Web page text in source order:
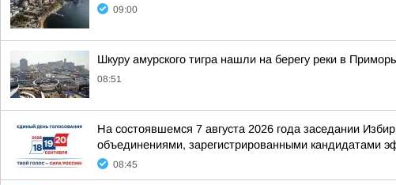
09:00
Шкуру амурского тигра нашли на берегу реки в
08:51
На состоявшемся 7 августа 2026 года заседании
объединениями, зарегистрированными кандидатами
08:45